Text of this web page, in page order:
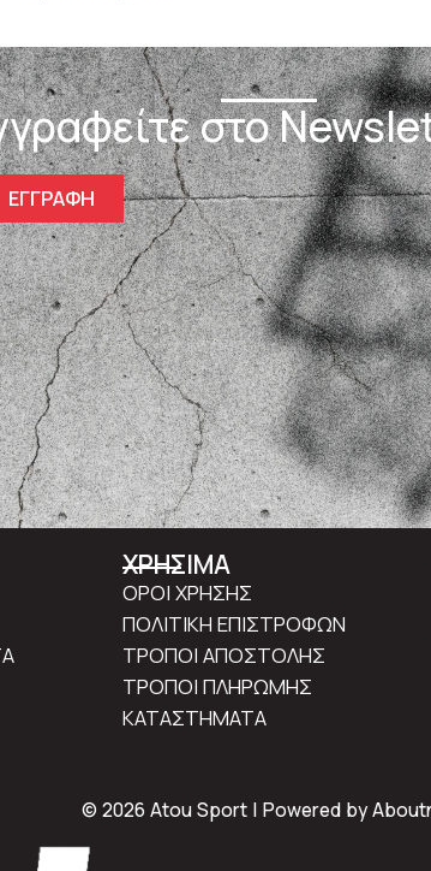
στο
ΕΓΓΡΑΦΗ
ΧΡΗΣΙΜΑ
ΟΡΟΙ ΧΡΗΣΗΣ
ΠΟΛΙΤΙΚΗ ΕΠΙΣΤΡΟΦΩΝ
ΤΡΟΠΟΙ ΑΠΟΣΤΟΛΗΣ
ΤΡΟΠΟΙ ΠΛΗΡΩΜΗΣ
ΚΑΤΑΣΤΗΜΑΤΑ
© 2026 Atou Sport | Powered by